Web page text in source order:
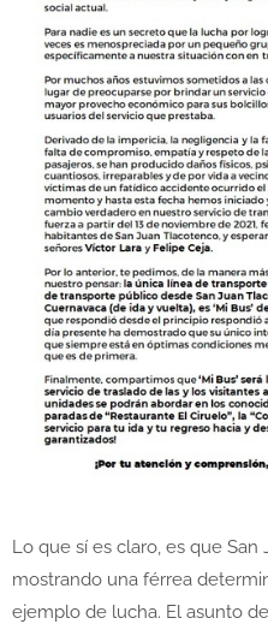
Lo que sí es claro, es que
mostrando una férrea
ejemplo de lucha. El asunto